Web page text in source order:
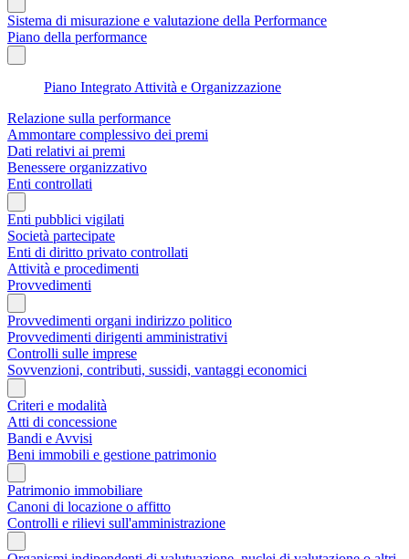
Sistema di misurazione e valutazione della Performance
Piano della performance
Piano Integrato Attività e Organizzazione
Relazione sulla performance
Ammontare complessivo dei premi
Dati relativi ai premi
Benessere organizzativo
Enti controllati
Enti pubblici vigilati
Società partecipate
Enti di diritto privato controllati
Attività e procedimenti
Provvedimenti
Provvedimenti organi indirizzo politico
Provvedimenti dirigenti amministrativi
Controlli sulle imprese
Sovvenzioni, contributi, sussidi, vantaggi economici
Criteri e modalità
Atti di concessione
Bandi e Avvisi
Beni immobili e gestione patrimonio
Patrimonio immobiliare
Canoni di locazione o affitto
Controlli e rilievi sull'amministrazione